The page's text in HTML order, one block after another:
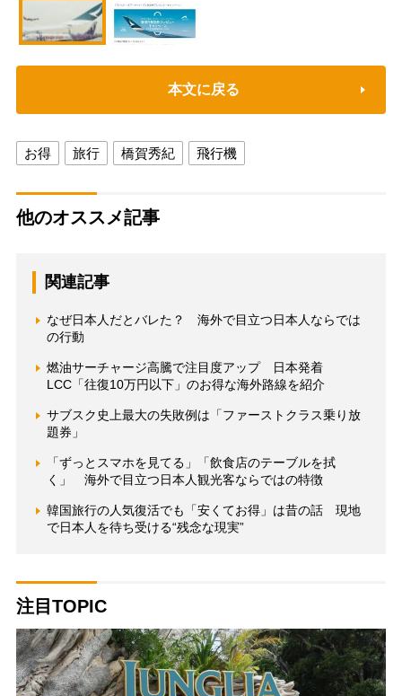
本文に戻る
お得 旅行 橋賀秀紀 飛行機
他のオススメ記事
関連記事
なぜ日本人だとバレた？ 海外で目立つ日本人ならでは
の行動
燃油サーチャージ高騰で注目度アップ 日本発着
LCC「往復10万円以下」のお得な海外路線を紹介
サブスク史上最大の失敗例は「ファーストクラス乗り放
題券」
「ずっとスマホを見てる」「飲食店のテーブルを拭
く」 海外で目立つ日本人観光客ならではの特徴
韓国旅行の人気復活でも「安くてお得」は昔の話 現地
で日本人を待ち受ける“残念な現実”
注目TOPIC